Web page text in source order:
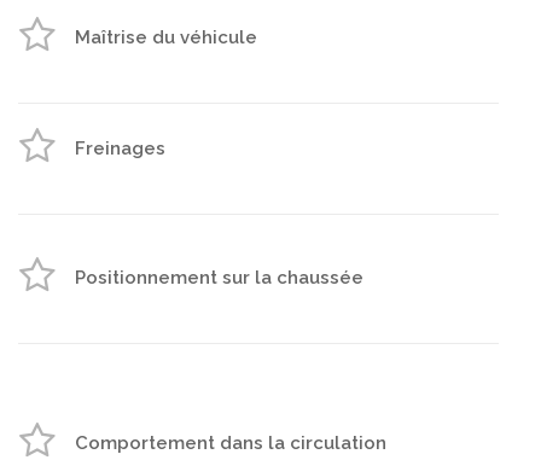
Maîtrise du véhicule
Freinages
Positionnement sur la chaussée
Comportement dans la circulation